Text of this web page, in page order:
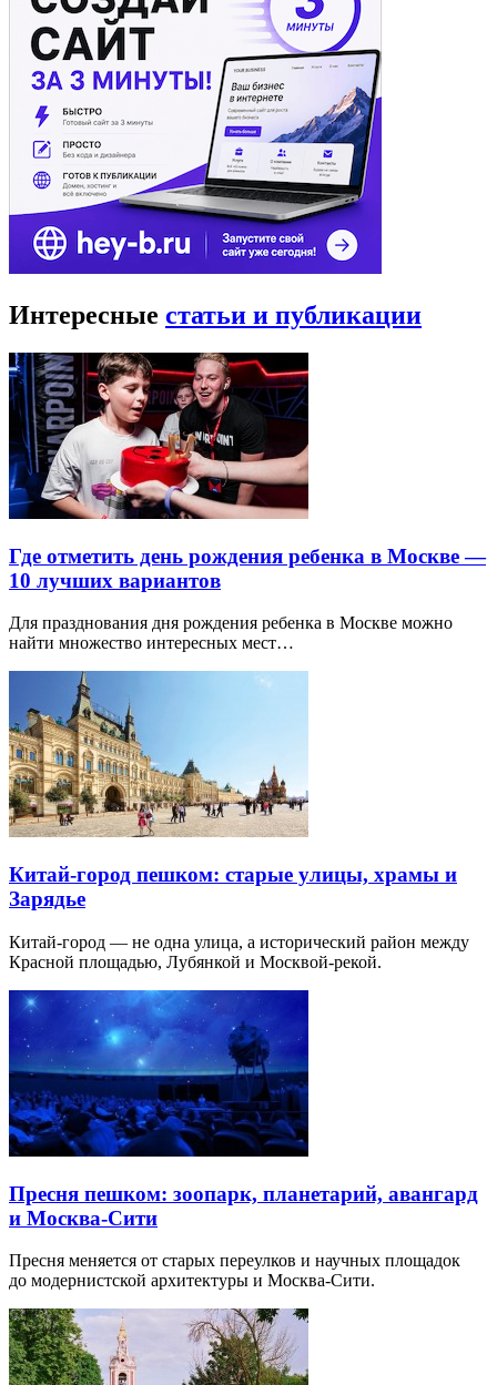
Интересные статьи и публикации
Где отметить день рождения ребенка в Москве —
10 лучших вариантов
Для празднования дня рождения ребенка в Москве можно
найти множество интересных мест…
Китай-город пешком: старые улицы, храмы и
Зарядье
Китай-город — не одна улица, а исторический район между
Красной площадью, Лубянкой и Москвой-рекой.
Пресня пешком: зоопарк, планетарий, авангард
и Москва-Сити
Пресня меняется от старых переулков и научных площадок
до модернистской архитектуры и Москва-Сити.